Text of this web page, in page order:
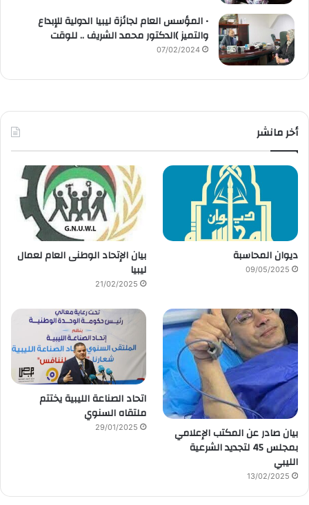
• المؤسس العام لجائزة ليبيا الدولية للإبداع
والتميز )الدكتور محمد الشريف .. للوقت
07/02/2024
أخر مانشر
ديوان المحاسبة
09/05/2025
بيان الإتحاد الوطنى العام لعمال
ليبيا
21/02/2025
بيان صادر عن المكتب الإعلامي
بمجلس 45 لتجديد الشرعية
الليبي
13/02/2025
اتحاد الصناعة الليبية يختتم
ملتقاه السنوي
29/01/2025